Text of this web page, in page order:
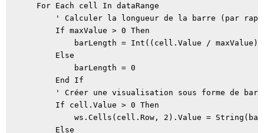
    For Each cell In dataRange
' Calculer la longueur de la barre (par
        If maxValue > 0 Then
barLength = Int((cell.Value /
        Else
            barLength = 0
        End If
' Créer une visualisation sous forme de
        If cell.Value > 0 Then
ws.Cells(cell.Row, 2).Value =
        Else